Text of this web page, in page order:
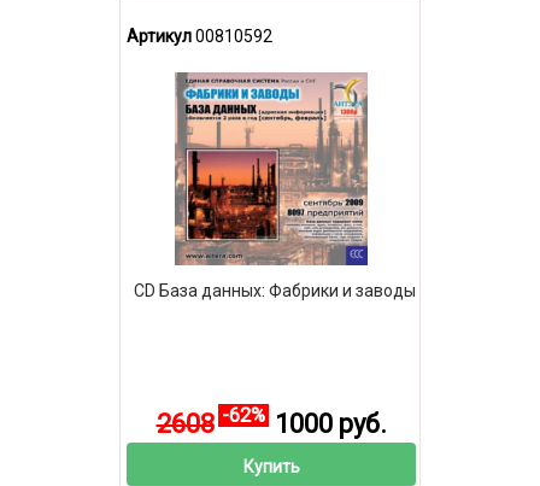
Артикул00810592
CD База данных: Фабрики и заводы
2608 -62%1000 руб.
Купить